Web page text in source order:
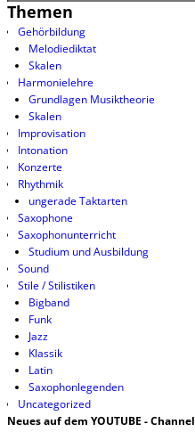
Themen
Gehörbildung
Melodiediktat
Skalen
Harmonielehre
Grundlagen Musiktheorie
Skalen
Improvisation
Intonation
Konzerte
Rhythmik
ungerade Taktarten
Saxophone
Saxophonunterricht
Studium und Ausbildung
Sound
Stile / Stilistiken
Bigband
Funk
Jazz
Klassik
Latin
Saxophonlegenden
Uncategorized
Neues auf dem YOUTUBE - Channel